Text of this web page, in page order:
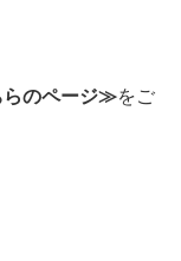
のページ≫をご